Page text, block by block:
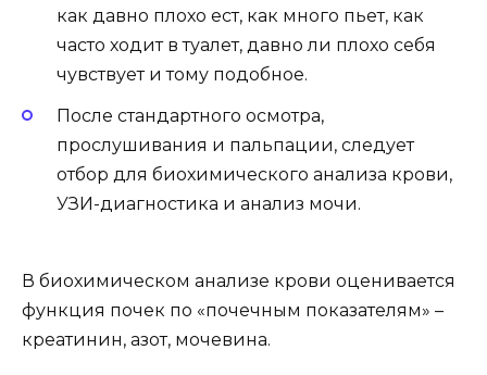
как давно плохо ест, как много пьет, как
часто ходит в туалет, давно ли плохо себя
чувствует и тому подобное.
После стандартного осмотра,
прослушивания и пальпации, следует
отбор для биохимического анализа крови,
УЗИ-диагностика и анализ мочи.
В биохимическом анализе крови оценивается
функция почек по «почечным показателям» –
креатинин, азот, мочевина.